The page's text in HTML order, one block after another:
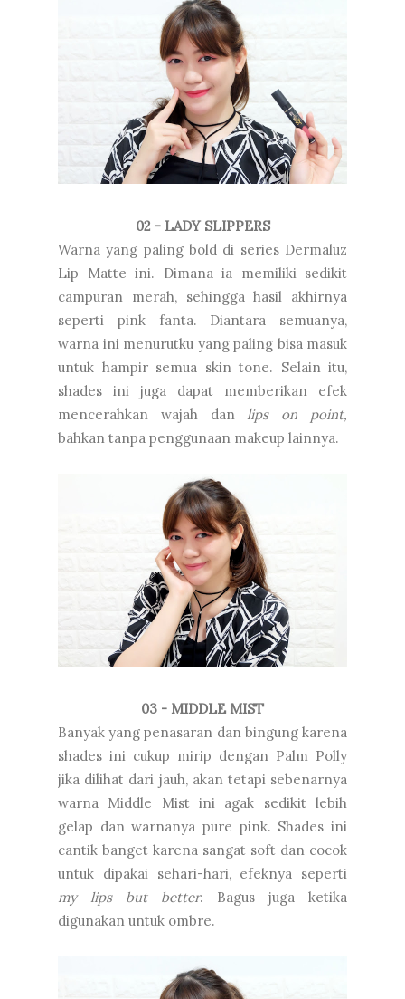
02 - LADY SLIPPERS
Warna yang paling bold di series Dermaluz
Lip Matte ini. Dimana ia memiliki sedikit
campuran merah, sehingga hasil akhirnya
seperti pink fanta. Diantara semuanya,
warna ini menurutku yang paling bisa masuk
untuk hampir semua skin tone. Selain itu,
shades ini juga dapat memberikan efek
mencerahkan wajah dan lips on point,
bahkan tanpa penggunaan makeup lainnya.
03 - MIDDLE MIST
Banyak yang penasaran dan bingung karena
shades ini cukup mirip dengan Palm Polly
jika dilihat dari jauh, akan tetapi sebenarnya
warna Middle Mist ini agak sedikit lebih
gelap dan warnanya pure pink. Shades ini
cantik banget karena sangat soft dan cocok
untuk dipakai sehari-hari, efeknya seperti
my lips but better. Bagus juga ketika
digunakan untuk ombre.